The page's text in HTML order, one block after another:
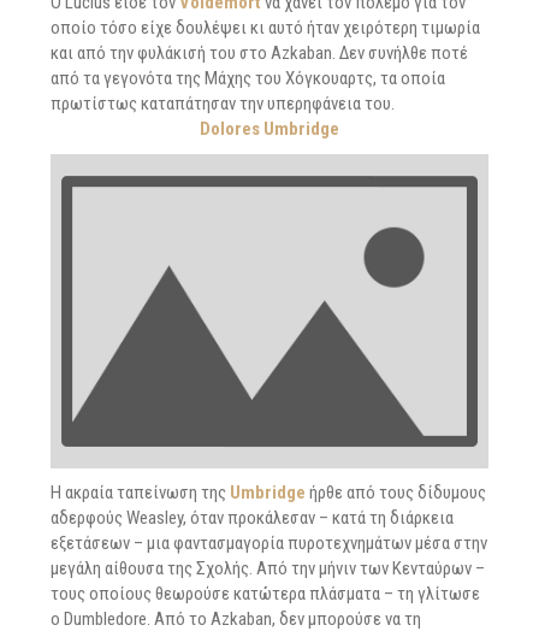
οποίο τόσο είχε δουλέψει κι αυτό ήταν χειρότερη τιμωρία
και από την φυλάκισή του στο Azkaban. Δεν συνήλθε ποτέ
από τα γεγονότα της Μάχης του Χόγκουαρτς, τα οποία
πρωτίστως καταπάτησαν την υπερηφάνεια του.
Dolores Umbridge
Η ακραία ταπείνωση της Umbridge ήρθε από τους δίδυμους
αδερφούς Weasley, όταν προκάλεσαν – κατά τη διάρκεια
εξετάσεων – μια φαντασμαγορία πυροτεχνημάτων μέσα στην
μεγάλη αίθουσα της Σχολής. Από την μήνιν των Κενταύρων –
τους οποίους θεωρούσε κατώτερα πλάσματα – τη γλίτωσε
ο Dumbledore. Από το Azkaban, δεν μπορούσε να τη